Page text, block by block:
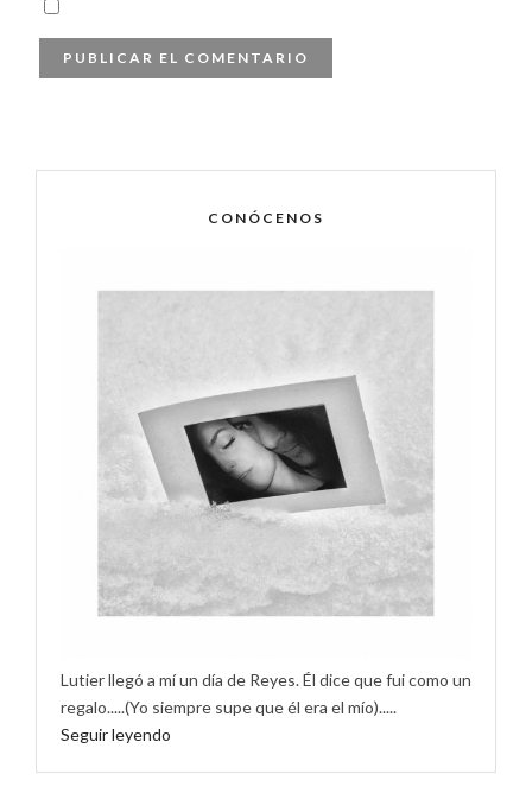
CONÓCENOS
Lutier llegó a mí un día de Reyes. Él dice que fui como un
regalo.....(Yo siempre supe que él era el mío).....
Seguir leyendo